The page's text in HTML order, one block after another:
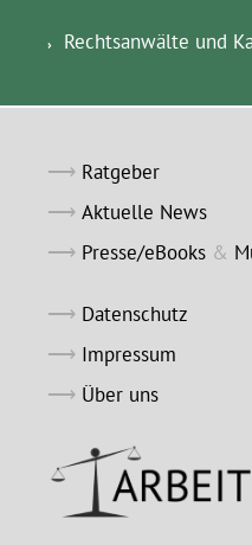
Rechtsanwälte und
Ratgeber
Aktuelle News
Presse/eBooks &
Datenschutz
Impressum
Über uns